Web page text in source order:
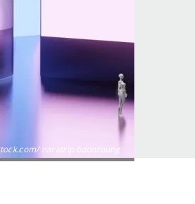
naratrip boonroung